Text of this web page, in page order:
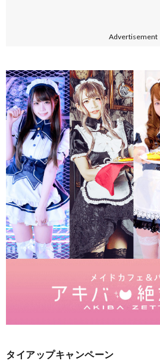
Advertisement
タイアップキャンペーン